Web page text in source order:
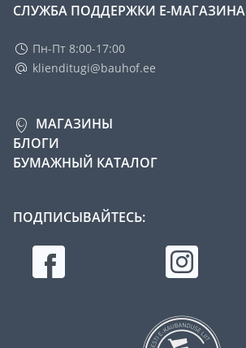
СЛУЖБА ПОДДЕРЖКИ Е-МАГАЗИНА
Пн-Пт 8:00-17:00
klienditugi@bauhof.ee
МАГАЗИНЫ
БЛОГИ
БУМАЖНЫЙ КАТАЛОГ
ПОДПИСЫВАЙТЕСЬ: